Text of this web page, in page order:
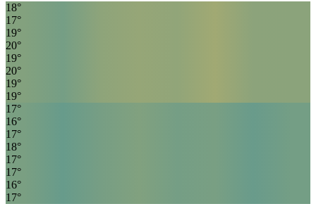
18°
17°
19°
20°
19°
20°
19°
19°
17°
16°
17°
18°
17°
17°
16°
17°